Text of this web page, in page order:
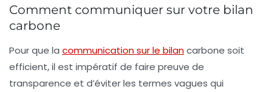
Comment communiquer sur votre bilan
carbone
Pour que la communication sur le bilancarbone soit
efficient, il est impératif de faire preuve de
transparence et d’éviter les termes vagues qui